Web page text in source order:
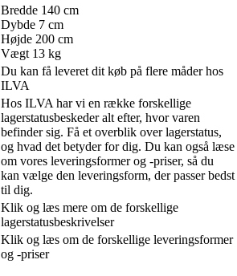
Bredde 140 cm
Dybde 7 cm
Højde 200 cm
Vægt 13 kg
Du kan få leveret dit køb på flere måder hos
ILVA
Hos ILVA har vi en række forskellige
lagerstatusbeskeder alt efter, hvor varen
befinder sig. Få et overblik over lagerstatus,
og hvad det betyder for dig. Du kan også læse
om vores leveringsformer og -priser, så du
kan vælge den leveringsform, der passer bedst
til dig.
Klik og læs mere om de forskellige
lagerstatusbeskrivelser
Klik og læs om de forskellige leveringsformer
og -priser